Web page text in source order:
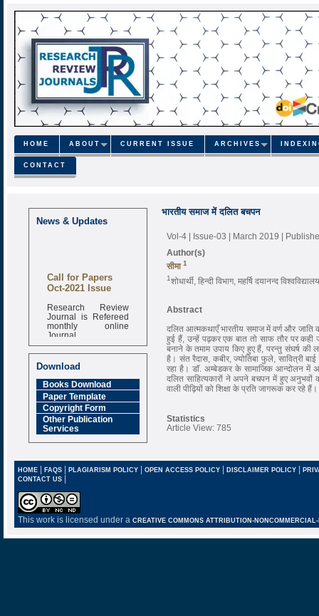
HOME ABOUT CURRENT ISSUE ARCHIVES
CONTACT
News & Updates
Call for Papers
Oct-2021 Issue
Research Review
Journal is Refereed
monthly online
Journal
6.377 [SJIF]
Download
Books Download
Paper Template
Copyright Form
Other Publication
Services
भारतीय समाज में दलित बचपन
Vol-4 | Issue-03 | March 2019 |
Author(s)
सीमा 1
1शोधार्थी, हिन्दी विभाग, महर्षि दयानन्द
Abstract
दलित आत्मकथाएँ भारतीय समाज में वर्ण और जाति
हुई हैं, उन्हें पढ़कर एक बात तो साफ तौर पर कही
बनाने के तमाम उपाय किए हुए हैं, परन्तु संघर्ष की
है। संत रैदास, कबीर, ज्योतिबा फुले, सावित्री
रहा है। डाॅ. अम्बेडकर के सामाजिक आन्दोलन में
दलित साहित्यकारों ने अपने बचपन में हुए
वाली पीढ़ियों को शिक्षा के प्रति जागरूक कर रहे हैं।
Statistics
Article View: 785
HOME| FAQS| PLAGIARISM POLICY| OPEN ACCESS POLICY| DISCLAIMER POLICY |
CONTACT US |
This work is licensed under a CREATIVE COMMONS ATTRIBUTION-